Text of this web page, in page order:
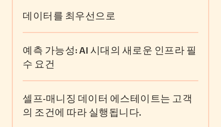
데이터를 최우선으로
예측 가능성: AI 시대의 새로운 인프라 필
수 요건
셀프-매니징 데이터 에스테이트는 고객
의 조건에 따라 실행됩니다.